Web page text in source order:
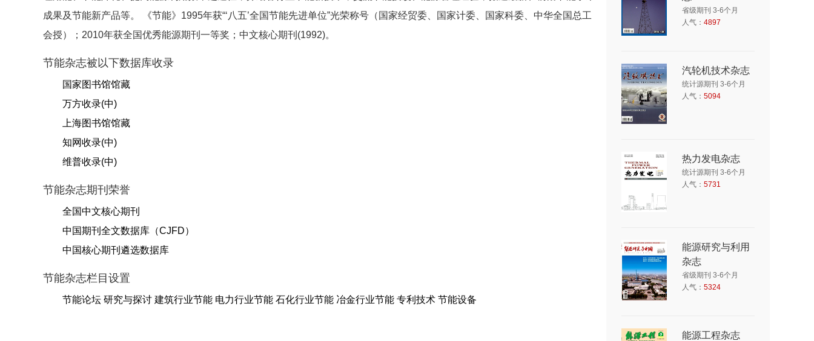
成果及节能新产品等。 《节能》1995年获“‘八五’全国节能先进单位”光荣称号（国家经贸委、国家计委、国家科委、中华全国总工
会授）；2010年获全国优秀能源期刊一等奖；中文核心期刊(1992)。
节能杂志被以下数据库收录
国家图书馆馆藏
万方收录(中)
上海图书馆馆藏
知网收录(中)
维普收录(中)
节能杂志期刊荣誉
全国中文核心期刊
中国期刊全文数据库（CJFD）
中国核心期刊遴选数据库
节能杂志栏目设置
节能论坛 研究与探讨 建筑行业节能 电力行业节能 石化行业节能 冶金行业节能 专利技术 节能设备
省级期刊 3-6个月
人气： 4897
汽轮机技术杂志
统计源期刊 3-6个月
人气： 5094
热力发电杂志
统计源期刊 3-6个月
人气： 5731
能源研究与利用
杂志
省级期刊 3-6个月
人气： 5324
能源工程杂志